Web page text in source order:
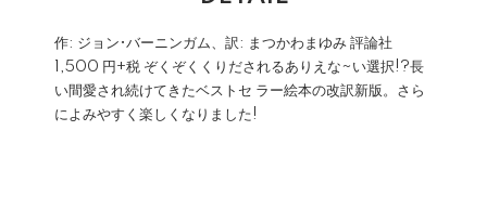
作: ジョン•バーニンガム、訳: まつかわまゆみ 評論社
1,500 円+税 ぞくぞくくりだされるありえな~い選択!?長
い間愛され続けてきたベストセ ラー絵本の改訳新版。さら
によみやすく楽しくなりました!